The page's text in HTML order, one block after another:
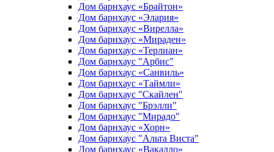
Дом барнхаус «Брайтон»
Дом барнхаус «Элария»
Дом барнхаус «Вирелла»
Дом барнхаус «Мираден»
Дом барнхаус «Терлиан»
Дом барнхаус "Арбис"
Дом барнхаус «Санвиль»
Дом барнхаус «Таймли»
Дом барнхаус "Скайлен"
Дом барнхаус "Брэлли"
Дом барнхаус "Мирадо"
Дом барнхаус «Хорн»
Дом барнхаус "Альта Виста"
Дом барнхаус «Вакалло»